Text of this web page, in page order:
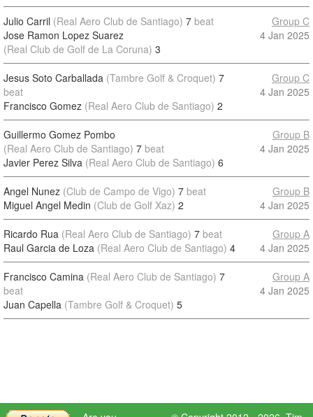
Julio Carril (Real Aero Club de Santiago) 7 beat
Jose Ramon Lopez Suarez
(Real Club de Golf de La Coruna) 3
Group C
4 Jan 2025
Jesus Soto Carballada (Tambre Golf & Croquet) 7
beat
Francisco Gomez (Real Aero Club de Santiago) 2
Group C
4 Jan 2025
Guillermo Gomez Pombo
(Real Aero Club de Santiago) 7 beat
Javier Perez Silva (Real Aero Club de Santiago) 6
Group B
4 Jan 2025
Angel Nunez (Club de Campo de Vigo) 7 beat
Miguel Angel Medin (Club de Golf Xaz) 2
Group B
4 Jan 2025
Ricardo Rua (Real Aero Club de Santiago) 7 beat
Raul Garcia de Loza (Real Aero Club de Santiago) 4
Group A
4 Jan 2025
Francisco Camina (Real Aero Club de Santiago) 7
beat
Juan Capella (Tambre Golf & Croquet) 5
Group A
4 Jan 2025